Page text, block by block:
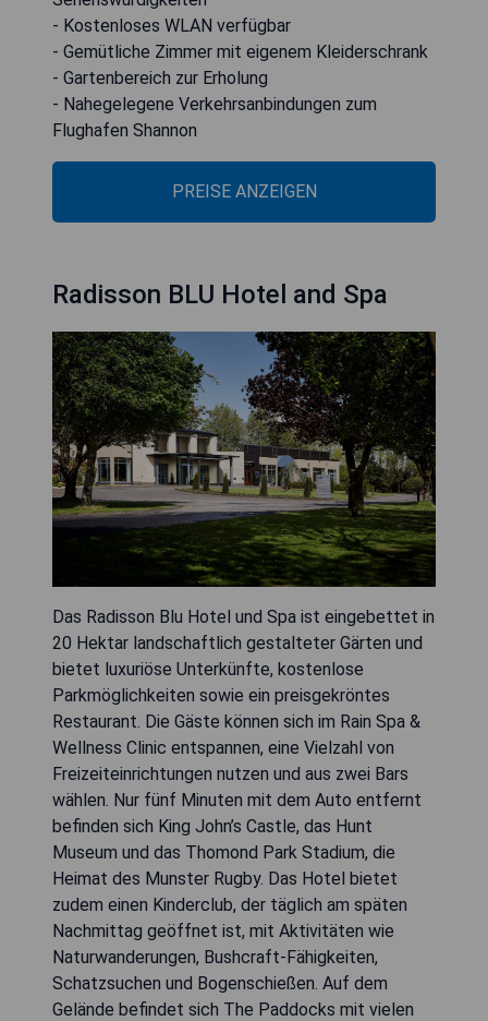
- Kostenloses WLAN verfügbar
- Gemütliche Zimmer mit eigenem Kleiderschrank
- Gartenbereich zur Erholung
- Nahegelegene Verkehrsanbindungen zum
Flughafen Shannon
PREISE ANZEIGEN
Radisson BLU Hotel and Spa
Das Radisson Blu Hotel und Spa ist eingebettet in
20 Hektar landschaftlich gestalteter Gärten und
bietet luxuriöse Unterkünfte, kostenlose
Parkmöglichkeiten sowie ein preisgekröntes
Restaurant. Die Gäste können sich im Rain Spa &
Wellness Clinic entspannen, eine Vielzahl von
Freizeiteinrichtungen nutzen und aus zwei Bars
wählen. Nur fünf Minuten mit dem Auto entfernt
befinden sich King John’s Castle, das Hunt
Museum und das Thomond Park Stadium, die
Heimat des Munster Rugby. Das Hotel bietet
zudem einen Kinderclub, der täglich am späten
Nachmittag geöffnet ist, mit Aktivitäten wie
Naturwanderungen, Bushcraft-Fähigkeiten,
Schatzsuchen und Bogenschießen. Auf dem
Gelände befindet sich The Paddocks mit vielen